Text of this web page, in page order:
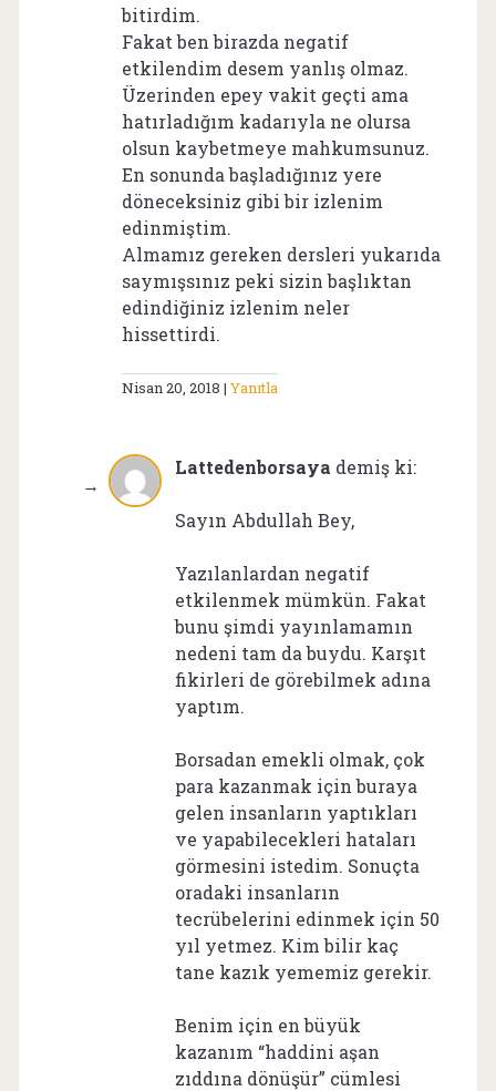
bitirdim.
Fakat ben birazda negatif
etkilendim desem yanlış olmaz.
Üzerinden epey vakit geçti ama
hatırladığım kadarıyla ne olursa
olsun kaybetmeye mahkumsunuz.
En sonunda başladığınız yere
döneceksiniz gibi bir izlenim
edinmiştim.
Almamız gereken dersleri yukarıda
saymışsınız peki sizin başlıktan
edindiğiniz izlenim neler
hissettirdi.
Nisan 20, 2018 Yanıtla
Lattedenborsaya demiş ki:
Sayın Abdullah Bey,
Yazılanlardan negatif
etkilenmek mümkün. Fakat
bunu şimdi yayınlamamın
nedeni tam da buydu. Karşıt
fikirleri de görebilmek adına
yaptım.
Borsadan emekli olmak, çok
para kazanmak için buraya
gelen insanların yaptıkları
ve yapabilecekleri hataları
görmesini istedim. Sonuçta
oradaki insanların
tecrübelerini edinmek için 50
yıl yetmez. Kim bilir kaç
tane kazık yememiz gerekir.
Benim için en büyük
kazanım “haddini aşan
zıddına dönüşür” cümlesi